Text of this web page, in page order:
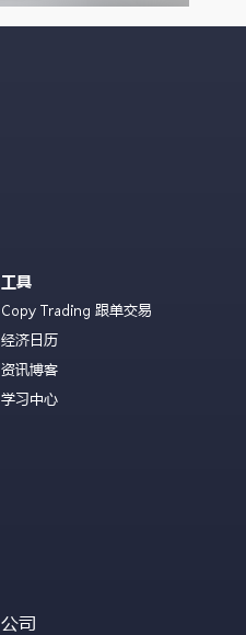
工具
Copy Trading 跟单交易
经济日历
资讯博客
学习中心
公司